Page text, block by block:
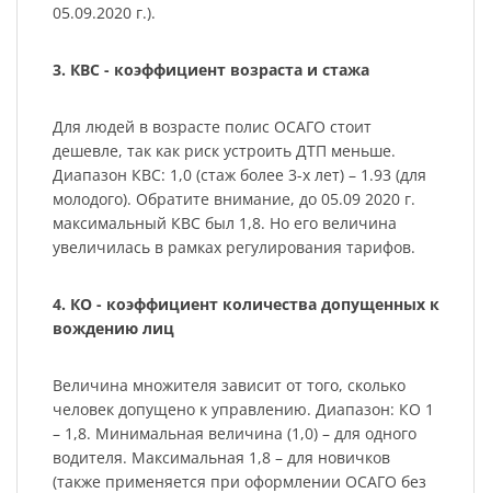
05.09.2020 г.).
3. КВС - коэффициент возраста и стажа
Для людей в возрасте полис ОСАГО стоит
дешевле, так как риск устроить ДТП меньше.
Диапазон КВС: 1,0 (стаж более 3-х лет) – 1.93 (для
молодого). Обратите внимание, до 05.09 2020 г.
максимальный КВС был 1,8. Но его величина
увеличилась в рамках регулирования тарифов.
4. КО - коэффициент количества допущенных к
вождению лиц
Величина множителя зависит от того, сколько
человек допущено к управлению. Диапазон: КО 1
– 1,8. Минимальная величина (1,0) – для одного
водителя. Максимальная 1,8 – для новичков
(также применяется при оформлении ОСАГО без